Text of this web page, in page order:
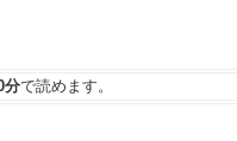
分で読めます。